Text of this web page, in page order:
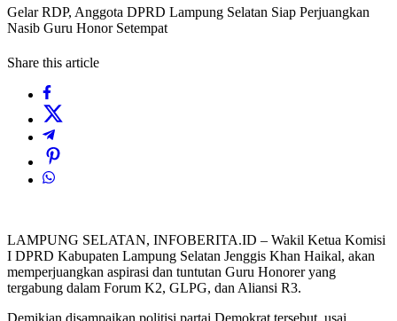
Gelar RDP, Anggota DPRD Lampung Selatan Siap Perjuangkan
Nasib Guru Honor Setempat
Share this article
LAMPUNG SELATAN, INFOBERITA.ID – Wakil Ketua Komisi
I DPRD Kabupaten Lampung Selatan Jenggis Khan Haikal, akan
memperjuangkan aspirasi dan tuntutan Guru Honorer yang
tergabung dalam Forum K2, GLPG, dan Aliansi R3.